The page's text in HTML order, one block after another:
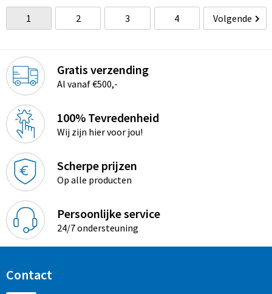
1 2 3 4 Volgende
Gratis verzending
Al vanaf €500,-
100% Tevredenheid
Wij zijn hier voor jou!
Scherpe prijzen
Op alle producten
Persoonlijke service
24/7 ondersteuning
Contact